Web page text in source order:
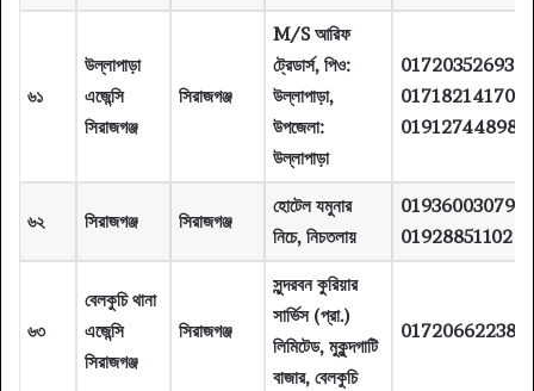
৬১
উল্লাপাড়া
এজেন্সি
সিরাজগঞ্জ
সিরাজগঞ্জ
M/S আরিফ
ট্রেডার্স, পিও:
উল্লাপাড়া,
উপজেলা:
উল্লাপাড়া
01720352693
01718214170
01912744898
৬২ সিরাজগঞ্জ সিরাজগঞ্জ
হোটেল যমুনার
নিচে, নিচতলায়
01936003079,
01928851102
৬৩
বেলকুচি থানা
এজেন্সি
সিরাজগঞ্জ
সিরাজগঞ্জ
সুন্দরবন কুরিয়ার
সার্ভিস (প্রা.)
লিমিটেড, মুকুন্দগাটি
বাজার, বেলকুচি
01720662238